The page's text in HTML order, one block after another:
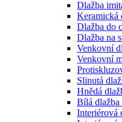
Dlažba
Keramická
Dlažba do
Dlažba na
Venkovní
Venkovní
Slinutá
Hnědá
Bílá
Interiérová